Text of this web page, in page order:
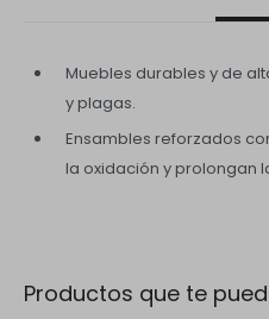
Muebles durables y de
y plagas.
Ensambles reforzados
la oxidación y prolongan
Productos que te